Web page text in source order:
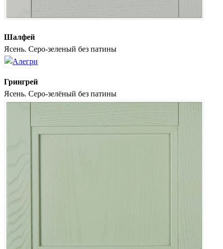
Шалфей
Ясень. Серо-зеленый без патины
Грингрей
Ясень. Серо-зелёный без патины